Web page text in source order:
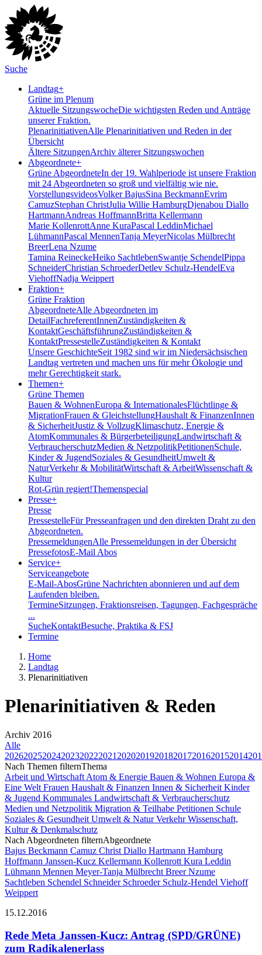
Suche
Landtag+
Grüne im Plenum
Aktuelle SitzungswocheDie wichtigsten Reden und Anträge
unserer Fraktion.
PlenarinitiativenAlle Plenarinitiativen und Reden in der
Übersicht
Ältere SitzungenArchiv älterer Sitzungswochen
Abgeordnete+
Grüne AbgeordneteIn der 19. Wahlperiode ist unsere Fraktion
mit 24 Abgeordneten so groß und vielfältig wie nie.
VorstellungsvideosVolker BajusSina BeckmannEvrim
CamuzStephan ChristJulia Willie HamburgDjenabou Diallo
HartmannAndreas HoffmannBritta Kellermann
Marie KollenrottAnne KuraPascal LeddinMichael
LühmannPascal MennenTanja MeyerNicolas Mülbrecht
BreerLena Nzume
Tamina ReineckeHeiko SachtlebenSwantje SchendelPippa
SchneiderChristian SchroederDetlev Schulz-HendelEva
ViehoffNadja Weippert
Fraktion+
Grüne Fraktion
AbgeordneteAlle Abgeordneten im
DetailFachreferentInnenZuständigkeiten &
KontaktGeschäftsführungZuständigkeiten &
KontaktPressestelleZuständigkeiten & Kontakt
Unsere GeschichteSeit 1982 sind wir im Nieder­sächsischen
Landtag vertreten und machen uns für mehr Ökologie und
mehr Gerechtigkeit stark.
Themen+
Grüne Themen
Bauen & WohnenEuropa & InternationalesFlüchtlinge &
MigrationFrauen & GleichstellungHaushalt & FinanzenInnen
& SicherheitJustiz & VollzugKlimaschutz, Energie &
AtomKommunales & BürgerbeteiligungLandwirtschaft &
VerbraucherschutzMedien & NetzpolitikPetitionenSchule,
Kinder & JugendSoziales & GesundheitUmwelt &
NaturVerkehr & MobilitätWirtschaft & ArbeitWissenschaft &
Kultur
Rot-Grün regiert!Themenspecial
Presse+
Presse
PressestelleFür Presseanfragen und den direkten Draht zu den
Abgeordneten.
PressemeldungenAlle Pressemeldungen in der Übersicht
PressefotosE-Mail Abos
Service+
Serviceangebote
E-Mail-AbosGrüne Nachrichten abonnieren und auf dem
Laufenden bleiben.
TermineSitzungen, Fraktionsreisen, Tagungen, Fachgespräche
...
SucheKontaktBesuche, Praktika & FSJ
Termine
Home
Landtag
Plenarinitiativen
Plenarinitiativen & Reden
Archiv 2016
Alle
202620252024202320222021 2020201920182017201620152014
Nach Themen filternThema
Arbeit und Wirtschaft Atom & Energie Bauen & Wohnen Europa &
Eine Welt Frauen Haushalt & Finanzen Innen & Sicherheit Kinder
& Jugend Kommunales Landwirtschaft & Verbraucherschutz
Medien und Netzpolitik Migration & Teilhabe Petitionen Schule
Soziales & Gesundheit Umwelt & NaturVerkehrWissenschaft,
Kultur & Denkmalschutz
Nach Abgeordneten filternAbgeordnete
Bajus Beckmann Camuz Christ Diallo Hartmann Hamburg
Hoffmann Janssen-Kucz Kellermann Kollenrott Kura Leddin
Lühmann Mennen Meyer-Tanja Mülbrecht BreerNzume
Sachtleben Schendel Schneider Schroeder Schulz-Hendel Viehoff
Weippert
15.12.2016
Rede Meta Janssen-Kucz: Antrag (SPD/GRÜNE)
zum Radikalenerlass